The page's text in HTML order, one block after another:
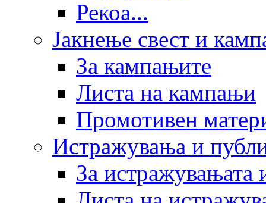
Рекоа...
Јакнење свест и
За кампањите
Листа на кампањи
Промотивен
Истражувања и
За истражувањата